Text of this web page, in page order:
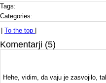
Tags:
Categories:
To the top
Komentarji (5)
Hehe, vidim, da vaju je zasvojilo,